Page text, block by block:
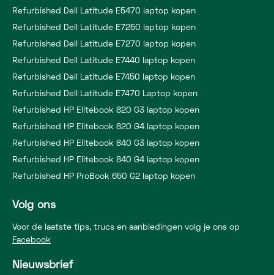
Refurbished Dell Latitude E5470 laptop kopen
Refurbished Dell Latitude E7250 laptop kopen
Refurbished Dell Latitude E7270 laptop kopen
Refurbished Dell Latitude E7440 laptop kopen
Refurbished Dell Latitude E7450 laptop kopen
Refurbished Dell Latitude E7470 Laptop kopen
Refurbished HP Elitebook 820 G3 laptop kopen
Refurbished HP Elitebook 820 G4 laptop kopen
Refurbished HP Elitebook 840 G3 laptop kopen
Refurbished HP Elitebook 840 G4 laptop kopen
Refurbished HP ProBook 650 G2 laptop kopen
Volg ons
Voor de laatste tips, trucs en aanbiedingen volg je ons op
Facebook
Nieuwsbrief